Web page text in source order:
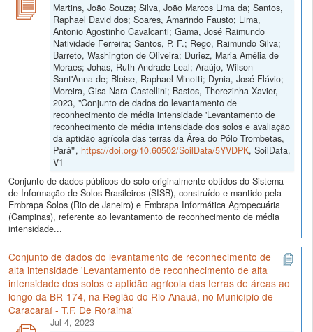
Martins, João Souza; Silva, João Marcos Lima da; Santos,
Raphael David dos; Soares, Amarindo Fausto; Lima,
Antonio Agostinho Cavalcanti; Gama, José Raimundo
Natividade Ferreira; Santos, P. F.; Rego, Raimundo Silva;
Barreto, Washington de Oliveira; Duriez, Maria Amélia de
Moraes; Johas, Ruth Andrade Leal; Araújo, Wilson
Sant'Anna de; Bloise, Raphael Minotti; Dynia, José Flávio;
Moreira, Gisa Nara Castellini; Bastos, Therezinha Xavier,
2023, "Conjunto de dados do levantamento de
reconhecimento de média intensidade 'Levantamento de
reconhecimento de média intensidade dos solos e avaliação
da aptidão agrícola das terras da Área do Pólo Trombetas,
Pará'", https://doi.org/10.60502/SoilData/5YVDPK, SoilData,
V1
Conjunto de dados públicos do solo originalmente obtidos do Sistema
de Informação de Solos Brasileiros (SISB), construído e mantido pela
Embrapa Solos (Rio de Janeiro) e Embrapa Informática Agropecuária
(Campinas), referente ao levantamento de reconhecimento de média
intensidade...
Conjunto de dados do levantamento de reconhecimento de
alta intensidade 'Levantamento de reconhecimento de alta
intensidade dos solos e aptidão agrícola das terras de áreas ao
longo da BR-174, na Região do Rio Anauá, no Município de
Caracaraí - T.F. De Roraima'
Jul 4, 2023